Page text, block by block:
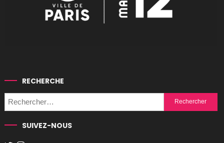
RECHERCHE
Rechercher :
SUIVEZ-NOUS